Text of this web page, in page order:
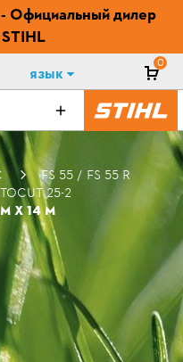
- Официальный дилер
Язык
0
FS 55 / FS 55 R
25-2
Х 14 М